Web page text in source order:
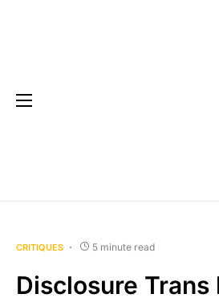
CRITIQUES 5 minute read
Disclosure Trans